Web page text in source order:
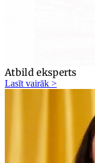
Atbild eksperts
Lasīt vairāk >